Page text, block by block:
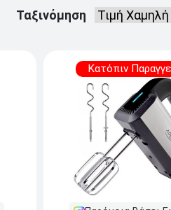
Ταξινόμηση
Κατόπιν